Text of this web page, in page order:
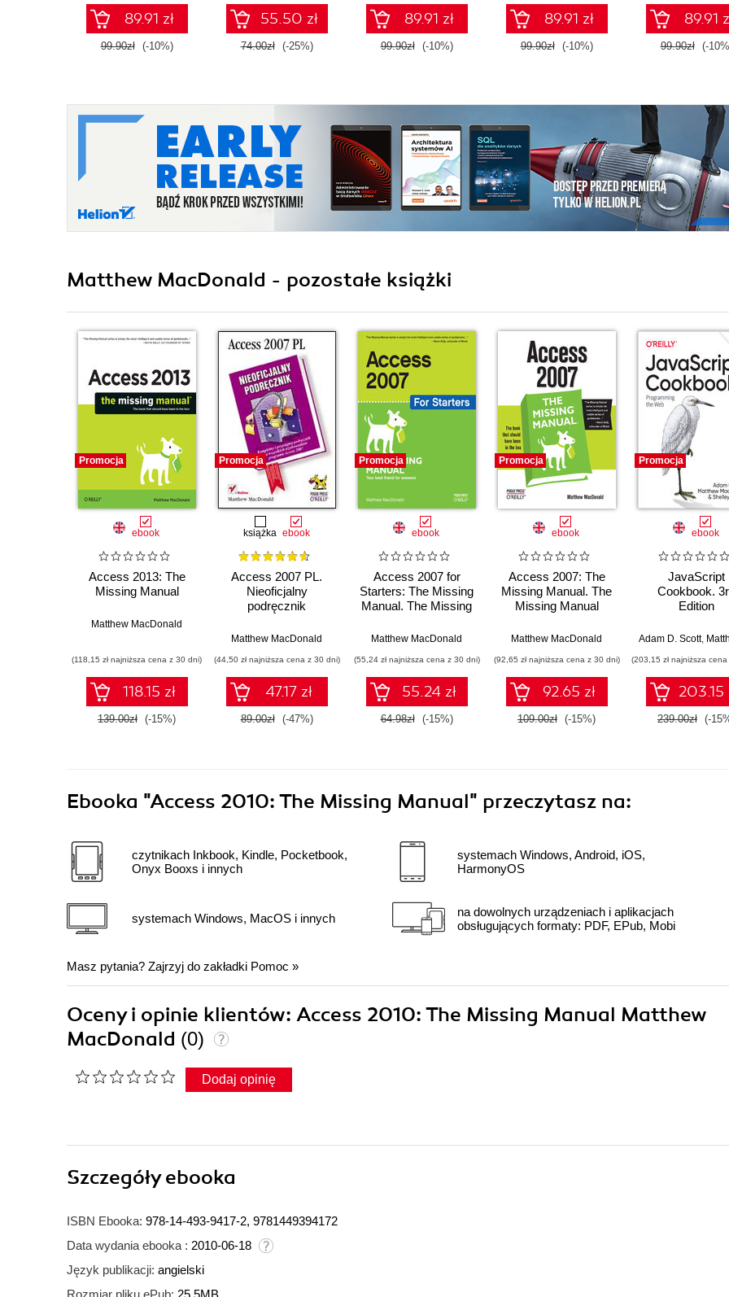
89.91 zł
99.90zł (-10%)
55.50 zł
74.00zł (-25%)
89.91 zł
99.90zł (-10%)
89.91 zł
99.90zł (-10%)
89.91
99.90zł (-
Matthew MacDonald - pozostałe książki
Promocja
ebook
Access 2013: The
Missing Manual
Matthew MacDonald
(118,15 zł najniższa cena z 30 dni)
118.15 zł
139.00zł (-15%)
Promocja
książka ebook
Access 2007 PL.
Nieoficjalny
podręcznik
Matthew MacDonald
(44,50 zł najniższa cena z 30 dni)
47.17 zł
89.00zł (-47%)
Promocja
ebook
Access 2007 for
Starters: The Missing
Manual. The Missing
Matthew MacDonald
(55,24 zł najniższa cena z 30 dni)
55.24 zł
64.98zł (-15%)
Promocja
ebook
Access 2007: The
Missing Manual. The
Missing Manual
Matthew MacDonald
(92,65 zł najniższa cena z 30 dni)
92.65 zł
109.00zł (-15%)
Promocja
ebook
JavaScript
Cookbook.
Edition
Adam D. Scott, Matthew
(203,15 zł najniższa
203.15
239.00zł (-
Ebooka "Access 2010: The Missing Manual" przeczytasz na:
czytnikach Inkbook, Kindle, Pocketbook,
Onyx Booxs i innych
systemach Windows, MacOS i innych
systemach Windows, Android, iOS,
HarmonyOS
na dowolnych urządzeniach i aplikacjach
obsługujących formaty: PDF, EPub, Mobi
Masz pytania? Zajrzyj do zakładki Pomoc »
Oceny i opinie klientów: Access 2010: The Missing Manual Matthew
MacDonald (0)
Dodaj opinię
Szczegółyebooka
ISBN Ebooka: 978-14-493-9417-2, 9781449394172
Data wydania ebooka : 2010-06-18
Język publikacji: angielski
Rozmiar pliku ePub: 25.5MB